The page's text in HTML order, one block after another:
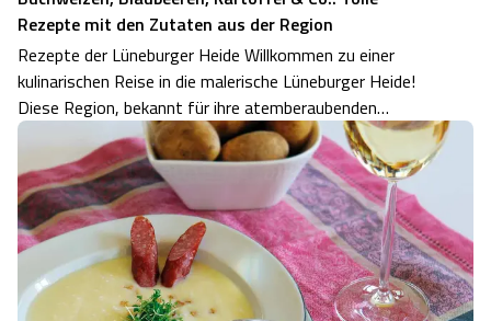
Rezepte mit den Zutaten aus der Region
Rezepte der Lüneburger Heide Willkommen zu einer
kulinarischen Reise in die malerische Lüneburger Heide!
Diese Region, bekannt für ihre atemberaubenden
Heidelandschaften und reiche Geschichte, ist auch ein
Schatzkästchen für Liebhaberinnen der regionalen Küche.
Wir entführen Sie in eine Welt volle…